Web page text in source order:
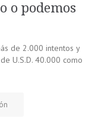
o podemos
de 2.000 intentos y
U.S.D. 40.000 como